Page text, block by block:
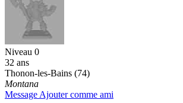
Niveau 0
32 ans
Thonon-les-Bains (74)
Montana
Message Ajouter comme ami